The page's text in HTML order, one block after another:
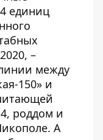
единиц
–
между
150» и
роддом и
А